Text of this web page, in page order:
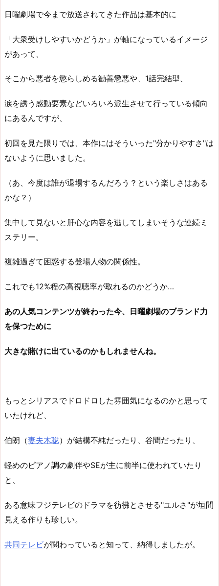
日曜劇場で今まで放送されてきた作品は基本的に
「大衆受けしやすいかどうか」が軸になっているイメージ
があって、
そこから悪者を懲らしめる勧善懲悪や、1話完結型、
涙を誘う感動要素などいろいろ派生させて行っている傾向
にあるんですが、
初回を見た限りでは、本作にはそういった"分かりやすさ"は
ないように思いました。
（あ、今度は誰が退場するんだろう？という楽しさはある
かな？）
集中して見ないと肝心な内容を逃してしまいそうな連続ミ
ステリー。
複雑過ぎて困惑する登場人物の関係性。
これでも12%程の高視聴率が取れるのかどうか…
あの人気コンテンツが終わった今、日曜劇場のブランド力
を保つために
大きな賭けに出ているのかもしれませんね。
もっとシリアスでドロドロした雰囲気になるのかと思って
いたけれど、
伯朗（妻夫木聡）が結構不純だったり、谷間だったり、
軽めのピアノ調の劇伴やSEが主に前半に使われていたり
と、
ある意味フジテレビのドラマを彷彿とさせる"ユルさ"が垣間
見える作りも珍しい。
共同テレビが関わっていると知って、納得しましたが。